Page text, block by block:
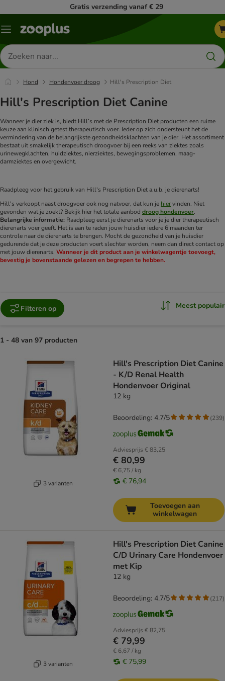
Gratis verzending vanaf € 29
Menu
Zoeken
naar
producten
Hond Hondenvoer droog Hill's Prescription Diet
Hill's Prescription Diet Canine
Wanneer je dier ziek is, biedt Hill’s met de Prescription Diet producten een ruime
keuze aan klinisch getest therapeutisch voer. Ieder op zich ondersteunt het de
vermindering van de belangrijkste gezondheidsklachten van je dier. Het assortiment
bestaat uit smakelijk therapeutisch droogvoer bij een reeks van ziektes zoals
urinewegklachten, huidziektes, nierziektes, bewegingsproblemen, maag-
darmziektes en overgewicht.
Raadpleeg voor het gebruik van Hill's Prescription Diet a.u.b. je dierenarts!
Hill's verkoopt naast droogvoer ook nog natvoer, dat kun je hiervinden. Niet
gevonden wat je zoekt? Bekijk hier het totale aanbod droog hondenvoer.
Belangrijke informatie: Raadpleeg eerst je dierenarts voor je je dier therapeutisch
dierenarts voer geeft. Het is aan te raden jouw huisdier iedere 6 maanden ter
controle naar de dierenarts te brengen. Mocht de gezondheid van je huisdier
gedurende dat je deze producten voert slechter worden, neem dan direct contact op
met jouw dierenarts. Wanneer je dit product aan je winkelwagentje toevoegt,
bevestig je bovenstaande gelezen en begrepen te hebben.
Filteren op Meest populair
1 - 48 van 97 producten
3 varianten
Hill's Prescription Diet Canine
- K/D Renal Health
Hondenvoer Original
12 kg
Adviesprijs € 83,25
€ 80,99
€ 6,75 / kg
€ 76,94
Beoordeling: 4.7/5 (239)
Toevoegen aan
winkelwagen
3 varianten
Hill's Prescription Diet Canine
C/D Urinary Care Hondenvoer
met Kip
12 kg
Adviesprijs € 82,75
€ 79,99
€ 6,67 / kg
€ 75,99
Beoordeling: 4.7/5 (217)